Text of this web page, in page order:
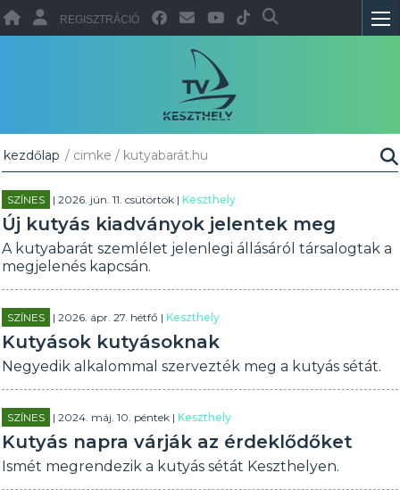
REGISZTRÁCIÓ
kezdőlap / cimke / kutyabarát.hu
SZÍNES | 2026. jún. 11. csütörtök |Keszthely
Új kutyás kiadványok jelentek meg
A kutyabarát szemlélet jelenlegi állásáról társalogtak a
megjelenés kapcsán.
SZÍNES | 2026. ápr. 27. hétfő |Keszthely
Kutyások kutyásoknak
Negyedik alkalommal szervezték meg a kutyás sétát.
SZÍNES | 2024. máj. 10. péntek |Keszthely
Kutyás napra várják az érdeklődőket
Ismét megrendezik a kutyás sétát Keszthelyen.